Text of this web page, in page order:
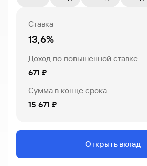
Ставка
13,6%
Доход по повышенной ставке
671 ₽
Сумма в конце срока
15 671 ₽
Открыть вклад